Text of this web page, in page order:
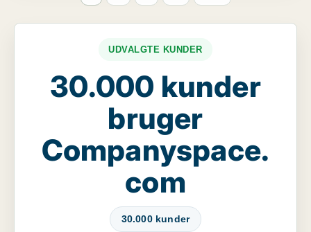
UDVALGTE KUNDER
30.000 kunder
bruger
Companyspace.
com
30.000 kunder